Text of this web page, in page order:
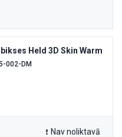
Held 3D Skin Warm
002-DM
Nav noliktavā